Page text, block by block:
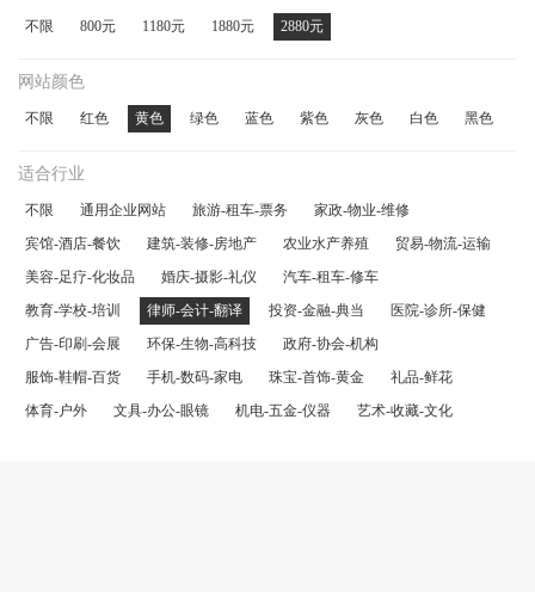
不限 800元 1180元 1880元 2880元
网站颜色
不限 红色 黄色 绿色 蓝色 紫色 灰色 白色 黑色
适合行业
不限 通用企业网站 旅游-租车-票务
家政-物业-维修
宾馆-酒店-餐饮
建筑-装修-房地产 农业水产养殖
贸易-物流-运输
美容-足疗-化妆品
婚庆-摄影-礼仪
汽车-租车-修车
教育-学校-培训
律师-会计-翻译 投资-金融-典当
医院-诊所-保健
广告-印刷-会展
环保-生物-高科技
政府-协会-机构
服饰-鞋帽-百货
手机-数码-家电 珠宝-首饰-黄金
礼品-鲜花
体育-户外
文具-办公-眼镜 机电-五金-仪器 艺术-收藏-文化